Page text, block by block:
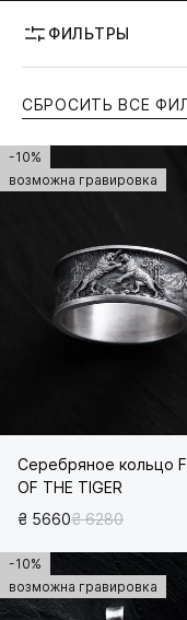
ФИЛЬТРЫ
СБРОСИТЬ ВСЕ
-10%
возможна гравировка
Серебряное кольцо
OF THE TIGER
₴ 5660₴ 6280
-10%
возможна гравировка